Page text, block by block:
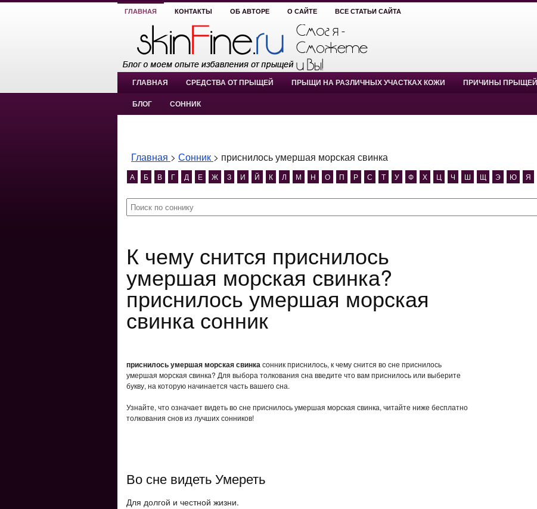
ГЛАВНАЯ КОНТАКТЫ ОБ АВТОРЕ О САЙТЕ ВСЕ СТАТЬИ САЙТА
ГЛАВНАЯ СРЕДСТВА ОТ ПРЫЩЕЙ ПРЫЩИ НА РАЗЛИЧНЫХ УЧАСТКАХ КОЖИ ПРИЧИНЫ ПРЫЩЕЙ
БЛОГ СОННИК
Главная > Сонник > приснилось умершая морская свинка
А Б В Г Д Е Ж З И Й К Л М Н О П Р С Т У Ф Х Ц Ч Ш Щ Э Ю Я
К чему снится приснилось
умершая морская свинка?
приснилось умершая морская
свинка сонник
приснилось умершая морская свинкасонник приснилось, к чему снится во сне приснилось
умершая морская свинка? Для выбора толкования сна введите что вам приснилось или выберите
букву, на которую начинается часть вашего сна.
Узнайте, что означает видеть во сне приснилось умершая морская свинка, читайте ниже бесплатно
толкования снов из лучших сонников!
Во сне видеть Умереть
Для долгой и честной жизни.